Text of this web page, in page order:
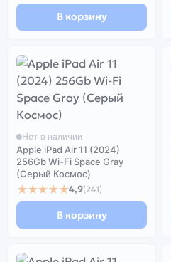
В корзину
Нет в наличии
Apple iPad Air 11 (2024)
256Gb Wi-Fi Space Gray
(Серый Космос)
★★★★★4,9(241)
В корзину